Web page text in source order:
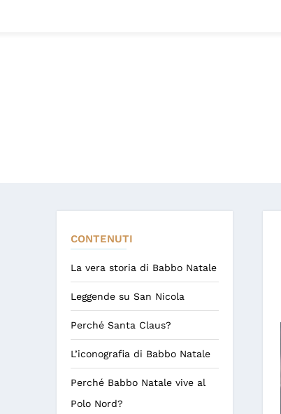
CONTENUTI
La vera storia di Babbo Natale
Leggende su San Nicola
Perché Santa Claus?
L’iconografia di Babbo Natale
Perché Babbo Natale vive al
Polo Nord?